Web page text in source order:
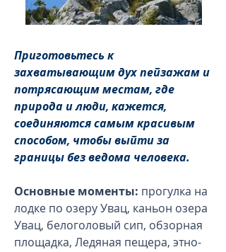
Приготовьтесь к
захватывающим дух пейзажам и
потрясающим местам, где
природа и люди, кажется,
соединяются самым красивым
способом, чтобы выйти за
границы без ведома человека.
Основные моменты: прогулка на
лодке по озеру Увац, каньон озера
Увац, белоголовый сип, обзорная
площадка, Ледяная пещера, этно-